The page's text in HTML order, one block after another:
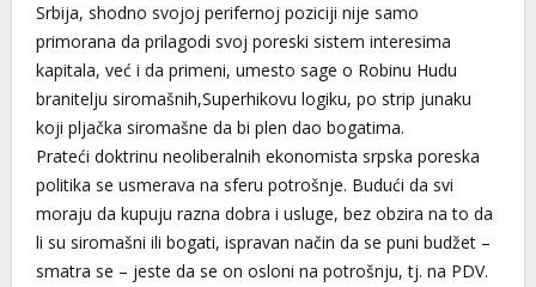
Srbija, shodno svojoj perifernoj poziciji nije samo
primorana da prilagodi svoj poreski sistem interesima
kapitala, već i da primeni, umesto sage o Robinu Hudu
branitelju siromašnih,Superhikovu logiku, po strip junaku
koji pljačka siromašne da bi plen dao bogatima.
Prateći doktrinu neoliberalnih ekonomista srpska poreska
politika se usmerava na sferu potrošnje. Budući da svi
moraju da kupuju razna dobra i usluge, bez obzira na to da
li su siromašni ili bogati, ispravan način da se puni budžet –
smatra se – jeste da se on osloni na potrošnju, tj. na PDV.